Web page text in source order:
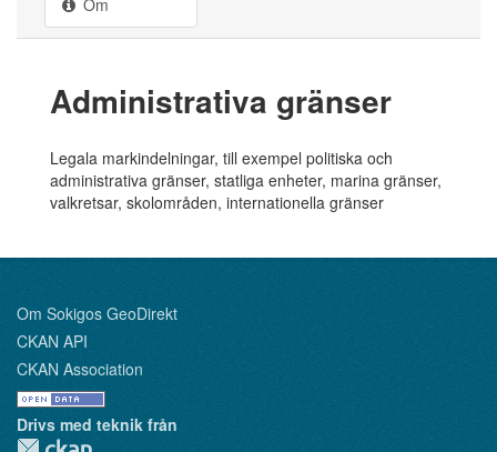
Om
Administrativa gränser
Legala markindelningar, till exempel politiska och
administrativa gränser, statliga enheter, marina gränser,
valkretsar, skolområden, internationella gränser
Om Sokigos GeoDirekt
CKAN API
CKAN Association
Drivs med teknik från